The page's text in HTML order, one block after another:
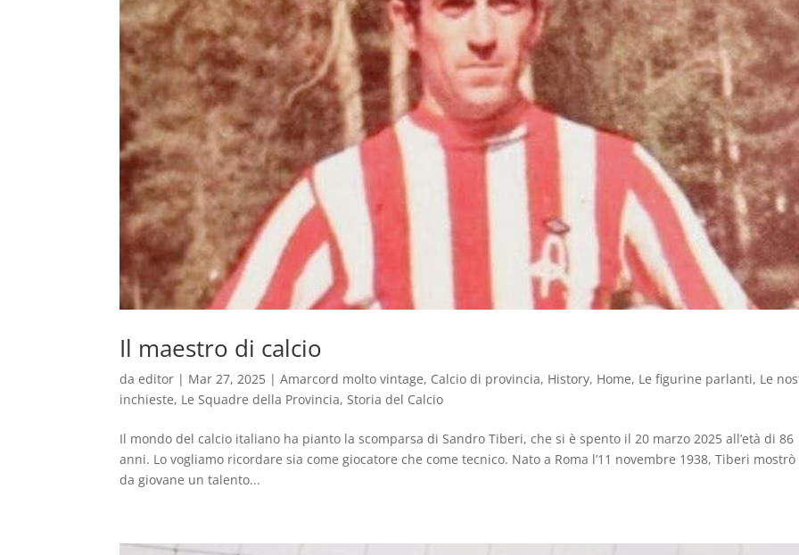
Il maestro di calcio
daeditor | Mar 27, 2025 |Amarcord molto vintage, Calcio di provincia, History, Home, Le figurine parlanti, Le
inchieste, Le Squadre della Provincia, Storia del Calcio
Il mondo del calcio italiano ha pianto la scomparsa di Sandro Tiberi, che si è spento il 20 marzo 2025 all’età di 86
anni. Lo vogliamo ricordare sia come giocatore che come tecnico. Nato a Roma l’11 novembre 1938, Tiberi
da giovane un talento...